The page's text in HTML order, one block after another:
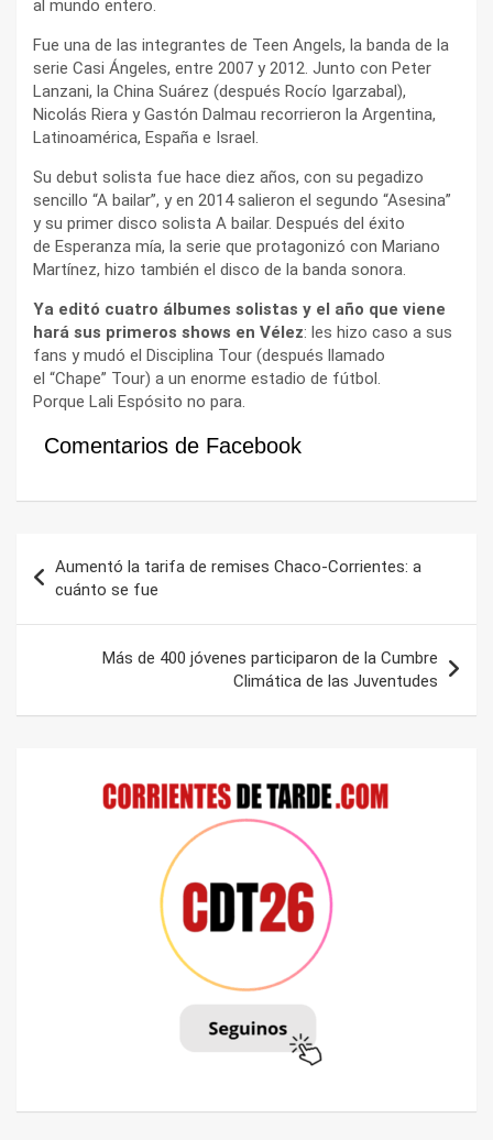
al mundo entero.
Fue una de las integrantes de Teen Angels, la banda de la
serie Casi Ángeles, entre 2007 y 2012. Junto con Peter
Lanzani, la China Suárez (después Rocío Igarzabal),
Nicolás Riera y Gastón Dalmau recorrieron la Argentina,
Latinoamérica, España e Israel.
Su debut solista fue hace diez años, con su pegadizo
sencillo “A bailar”, y en 2014 salieron el segundo “Asesina”
y su primer disco solista A bailar. Después del éxito
de Esperanza mía, la serie que protagonizó con Mariano
Martínez, hizo también el disco de la banda sonora.
Ya editó cuatro álbumes solistas y el año que viene
hará sus primeros shows en Vélez: les hizo caso a sus
fans y mudó el Disciplina Tour (después llamado
el “Chape” Tour) a un enorme estadio de fútbol.
Porque Lali Espósito no para.
Comentarios de Facebook
de
entradas
Aumentó la tarifa de remises Chaco-Corrientes: a
cuánto se fue
Más de 400 jóvenes participaron de la Cumbre
Climática de las Juventudes